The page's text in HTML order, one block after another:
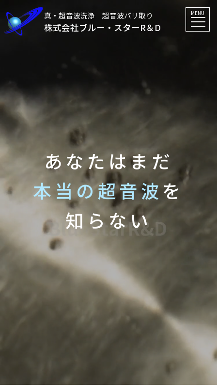
真・超音波洗浄 超音波バリ取り
株式会社ブルー・スターR＆D
MENU
あなたはまだ
本当の超音波 を
知らない